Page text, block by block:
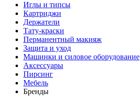
Иглы и типсы
Картриджи
Держатели
Тату-краски
Перманентный макияж
Защита и уход
Машинки и силовое оборудование
Аксессуары
Пирсинг
Мебель
Бренды